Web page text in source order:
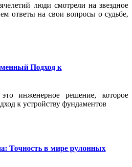
люди смотрели на звездное
ответы на свои вопросы о судьбе,
Подход к
инженерное решение, которое
к устройству фундаментов
Точность в мире рулонных